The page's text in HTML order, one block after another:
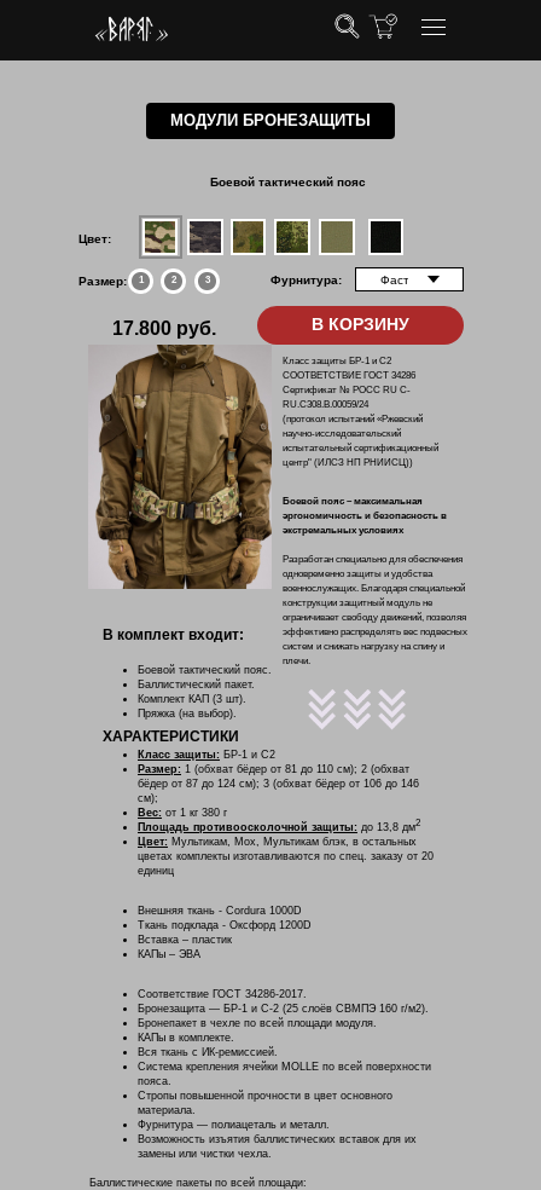
МОДУЛИ БРОНЕЗАЩИТЫ
3
1 2
Боевой тактический пояс
Класс защиты: БР-1 и С2
Размер: 1 (обхват бёдер от 81 до 110 см); 2 (обхват
бёдер от 87 до 124 см); 3 (обхват бёдер от 106 до 146
см);
Вес: от 1 кг 380 г
Площадь противоосколочной защиты: до 13,8 дм2
Цвет: Мультикам, Мох, Мультикам блэк, в остальных
цветах комплекты изготавливаются по спец. заказу от 20
единиц
Внешняя ткань - Cordura 1000D
Ткань подклада - Оксфорд 1200D
Вставка – пластик
КАПы – ЭВА
Соответствие ГОСТ 34286-2017.
Бронезащита — БР-1 и С-2 (25 слоёв СВМПЭ 160 г/м2).
Бронепакет в чехле по всей площади модуля.
КАПы в комплекте.
Вся ткань с ИК-ремиссией.
Система крепления ячейки MOLLE по всей поверхности
пояса.
Стропы повышенной прочности в цвет основного
материала.
Фурнитура — полиацеталь и металл.
Возможность изъятия баллистических вставок для их
замены или чистки чехла.
Баллистические пакеты по всей площади:
ХАРАКТЕРИСТИКИ
Класс защиты БР-1 и С2
СООТВЕТСТВИЕ ГОСТ 34286
Сертификат № РОСС RU C-
RU.C308.B.00059/24
(протокол испытаний «Ржевский
научно-исследовательский
испытательный сертификационный
центр" (ИЛСЗ НП РНИИСЦ))
Размер:
Цвет:
В КОРЗИНУ
Боевой пояс – максимальная
эргономичность и безопасность в
экстремальных условиях
Разработан специально для обеспечения
одновременно защиты и удобства
военнослужащих. Благодаря специальной
конструкции защитный модуль не
ограничивает свободу движений, позволяя
эффективно распределять вес подвесных
систем и снижать нагрузку на спину и
плечи.
Боевой тактический пояс.
Баллистический пакет.
Комплект КАП (3 шт).
Пряжка (на выбор).
17.800 руб.
Фурнитура:
В комплект входит: